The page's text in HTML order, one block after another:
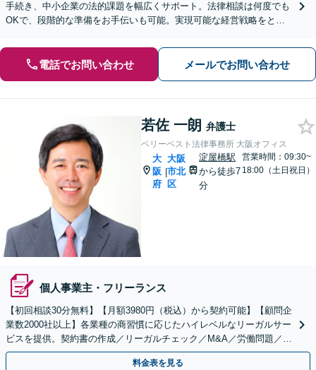
手続き、中小企業の法的課題を幅広くサポート。法律相談は何度でも
OKで、段階的な準備をお手伝いも可能。実現可能な経営戦略をとも
電話でお問い合わせ メールでお問い合わせ
若佐 一朗 弁護士
ベリーベスト法律事務所 大阪オフィス
大
阪
府
|
大阪
市北
区
淀屋橋駅
から徒歩7
分
営業時間：09:30~
18:00（土日祝日）
個人事業主・フリーランス
【初回相談30分無料】【月額3980円（税込）から契約可能】【顧問企
業数2000社以上】各業種の商習慣に応じたハイレベルなリーガルサー
ビスを提供。契約書の作成／リーガルチェック／M&A／労働問題／知
的財産等、お任せください【他士業連携可能】
料金表を見る